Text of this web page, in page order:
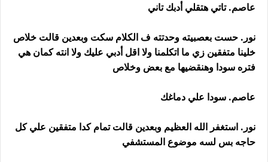
عاصم. تاتي هتقلي أدبك تاني
نور. حست بعصبيته وحدتته ف الكلام سكت وبعدين قالت خلاص
خلينا متفقين زي ما اتكلمنا ولا اقل أدبي عليك ولا انته كمان هي
فتره سودا وهنقضيها مع بعض وخلاص
عاصم. سودا علي دماغك
نور. استغفر الله العظيم وبعدين قالت تمام كدا متفقين علي كل
حاجه بس لسه موضوع المستشفي